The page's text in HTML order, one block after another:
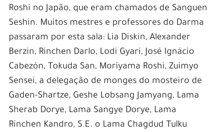
Roshi no Japão, que eram chamados de Sanguen
Seshin. Muitos mestres e professores do Darma
passaram por esta sala: Lia Diskin, Alexander
Berzin, Rinchen Darlo, Lodi Gyari, José Ignácio
Cabezón, Tokuda San, Moriyama Roshi, Zuimyo
Sensei, a delegação de monges do mosteiro de
Gaden-Shartze, Geshe Lobsang Jamyang, Lama
Sherab Dorye, Lama Sangye Dorye, Lama
Rinchen Kandro, S.E. o Lama Chagdud Tulku